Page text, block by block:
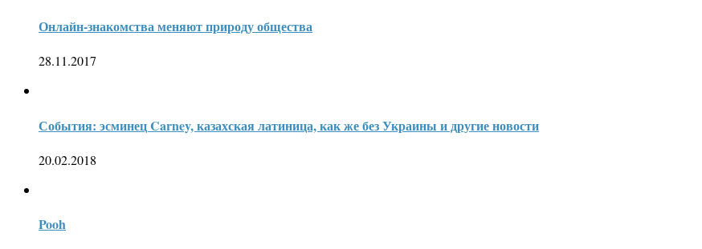
Онлайн-знакомства меняют природу общества
28.11.2017
События: эсминец Carney, казахская латиница, как же без Украины и другие новости
20.02.2018
Pooh